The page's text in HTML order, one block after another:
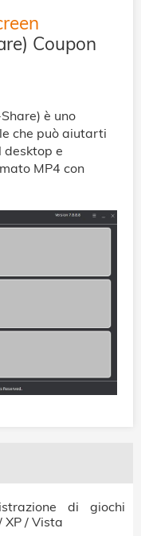
Coupon
è uno
che può aiutarti
e
MP4 con
di giochi
/ Vista